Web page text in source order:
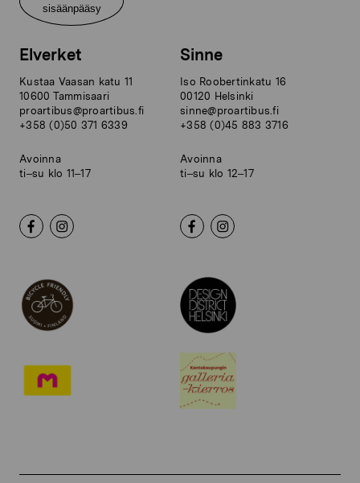
sisäänpääsy
Elverket
Kustaa Vaasan katu 11
10600 Tammisaari
proartibus@proartibus.fi
+358 (0)50 371 6339
Avoinna
ti–su klo 11–17
Sinne
Iso Roobertinkatu 16
00120 Helsinki
sinne@proartibus.fi
+358 (0)45 883 3716
Avoinna
ti–su klo 12–17